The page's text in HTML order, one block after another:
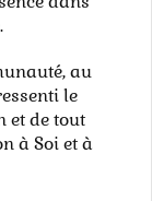
au
le
et de tout
à Soi et à